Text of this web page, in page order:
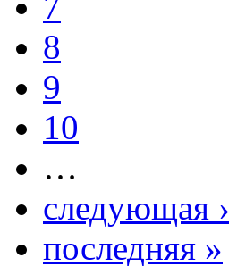
8
9
10
…
следующая ›
последняя »